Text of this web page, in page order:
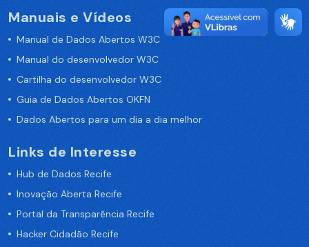
Manuais e Vídeos
Manual de Dados Abertos W3C
Manual do desenvolvedor W3C
Cartilha do desenvolvedor W3C
Guia de Dados Abertos OKFN
Dados Abertos para um dia a dia melhor
Links de Interesse
Hub de Dados Recife
Inovação Aberta Recife
Portal da Transparência Recife
Hacker Cidadão Recife